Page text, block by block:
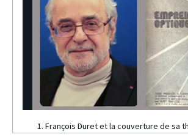
1. François Duret et la couverture de sa